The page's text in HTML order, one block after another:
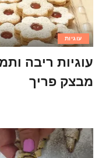
עוגיות
עוגיות ריבה
מבצק פריך